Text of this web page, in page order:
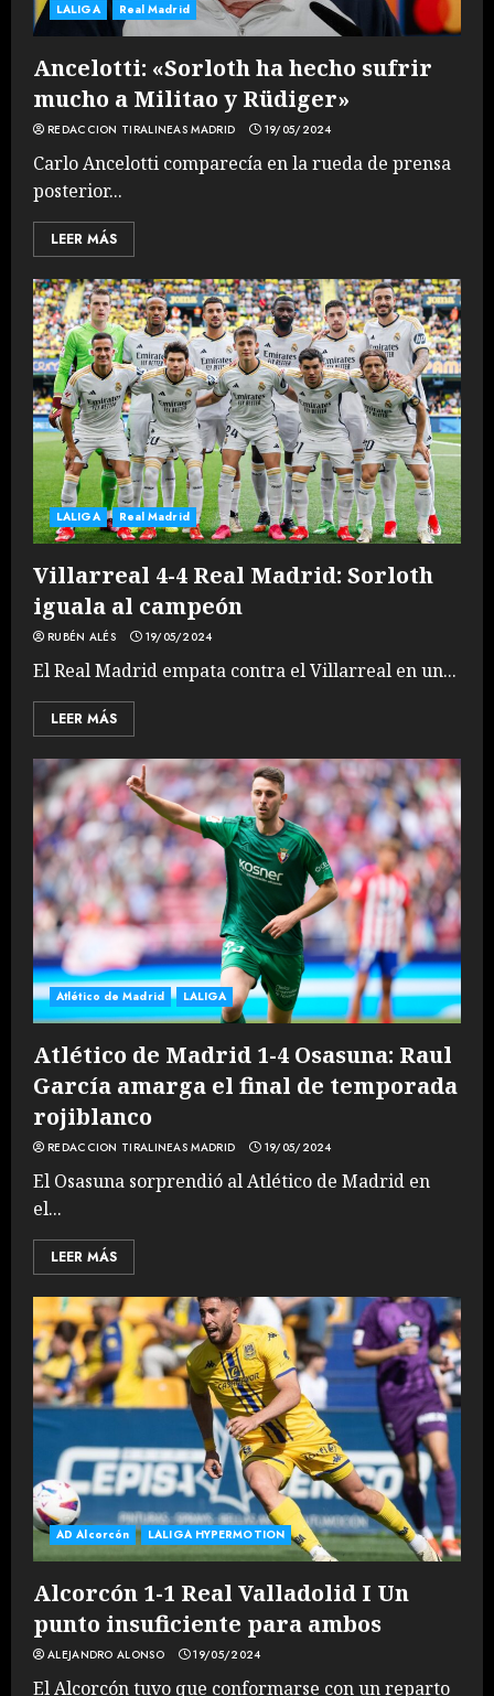
LALIGA Real Madrid
Ancelotti: «Sorloth ha hecho sufrir
mucho a Militao y Rüdiger»
REDACCION TIRALINEAS MADRID 19/05/2024
Carlo Ancelotti comparecía en la rueda de prensa
posterior...
LEER MÁS
LALIGA Real Madrid
Villarreal 4-4 Real Madrid: Sorloth
iguala al campeón
RUBÉN ALÉS 19/05/2024
El Real Madrid empata contra el Villarreal en un...
LEER MÁS
Atlético de Madrid LALIGA
Atlético de Madrid 1-4 Osasuna: Raul
García amarga el final de temporada
rojiblanco
REDACCION TIRALINEAS MADRID 19/05/2024
El Osasuna sorprendió al Atlético de Madrid en
el...
LEER MÁS
AD Alcorcón LALIGA HYPERMOTION
Alcorcón 1-1 Real Valladolid I Un
punto insuficiente para ambos
ALEJANDRO ALONSO 19/05/2024
El Alcorcón tuvo que conformarse con un reparto